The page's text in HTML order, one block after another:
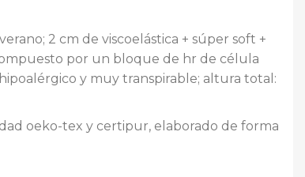
2 cm de viscoelástica + súper soft +
por un bloque de hr de célula
y muy transpirable; altura total:
oeko-tex y certipur, elaborado de forma